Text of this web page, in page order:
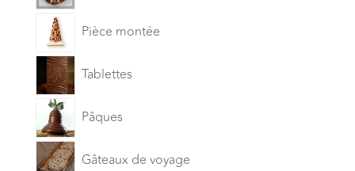
Pièce montée
Tablettes
Pâques
Gâteaux de voyage